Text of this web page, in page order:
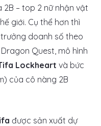
2B – top 2 nữ nhận vật
giới. Cụ thể hơn thì
doanh số theo
Quest, mô hình
Lockheart và bức
của cô nàng 2B
được sản xuất dự